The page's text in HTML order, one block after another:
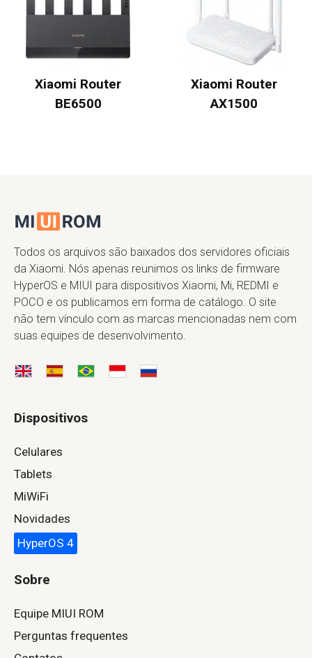
Xiaomi Router
BE6500
Xiaomi Router
AX1500
Todos os arquivos são baixados dos servidores oficiais
da Xiaomi. Nós apenas reunimos os links de firmware
HyperOS e MIUI para dispositivos Xiaomi, Mi, REDMI e
POCO e os publicamos em forma de catálogo. O site
não tem vínculo com as marcas mencionadas nem com
suas equipes de desenvolvimento.
Dispositivos
Celulares
Tablets
MiWiFi
Novidades
HyperOS 4
Sobre
Equipe MIUI ROM
Perguntas frequentes